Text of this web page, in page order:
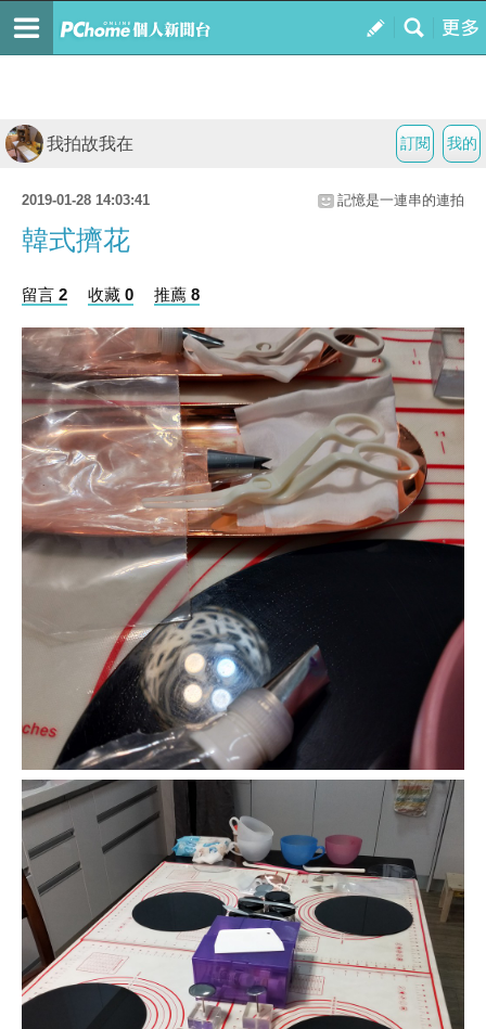
我的
訂閱
我拍故我在
2019-01-28 14:03:41 記憶是一連串的連拍
韓式擠花
留言 2 收藏 0 推薦 8